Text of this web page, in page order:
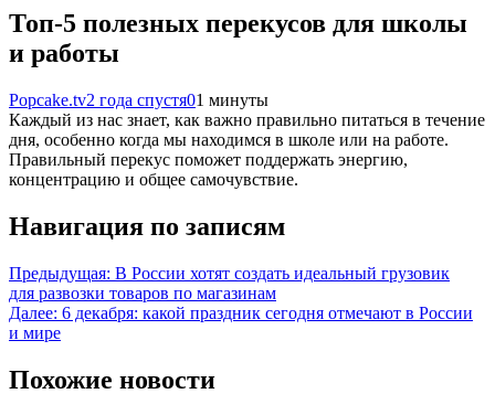
Топ-5 полезных перекусов для школы
и работы
Popcake.tv2 года спустя01 минуты
Каждый из нас знает, как важно правильно питаться в течение
дня, особенно когда мы находимся в школе или на работе.
Правильный перекус поможет поддержать энергию,
концентрацию и общее самочувствие.
Навигация по записям
Предыдущая: В России хотят создать идеальный грузовик
для развозки товаров по магазинам
Далее: 6 декабря: какой праздник сегодня отмечают в России
и мире
Похожие новости